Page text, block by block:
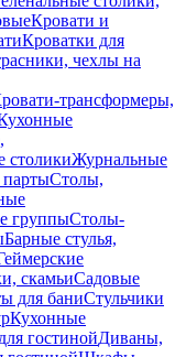
Кровати и
Кроватки для
чехлы на
трансформеры,
столикиЖурнальные
партыСтолы,
группыСтолы-
Барные стулья,
скамьиСадовые
для баниСтульчики
Кухонные
гостинойДиваны,